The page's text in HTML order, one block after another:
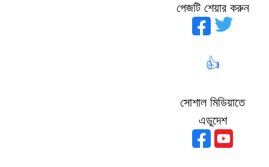
পেজটি শেয়ার করুন
👍
সোশাল মিডিয়াতে
এডুদেশ